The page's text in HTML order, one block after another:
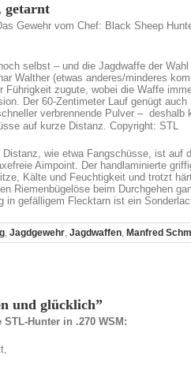
getarnt
Gewehr vom Chef: Black Sheep
selbst – und die Jagdwaffe der
Walther (etwas anderes/minderes
Führigkeit zugute, wobei die Waffe
Der 60-Zentimeter Lauf genügt
verbrennende Pulver –
auf kurze Distanz. Copyright: STL
wie etwa Fangschüsse, ist
Aimpoint. Der handlaminierte
Kälte und Feuchtigkeit und trotzt
Riemenbügelöse beim Durchgehen
in gefälligem Flecktarn ist ein
, Jagdgewehr, Jagdwaffen, Manfred
und glücklich”
Hunter in .270 WSM: